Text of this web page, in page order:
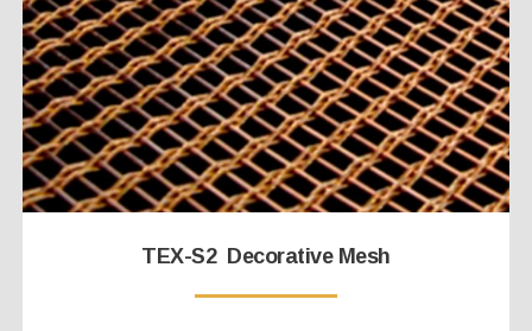
TEX-S2 Decorative Mesh